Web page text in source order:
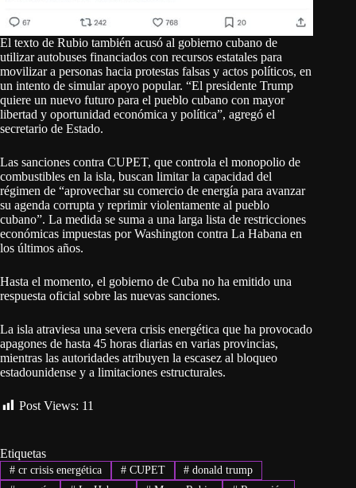
El texto de Rubio también acusó al gobierno cubano de
utilizar autobuses financiados con recursos estatales para
movilizar a personas hacia protestas falsas y actos políticos, en
un intento de simular apoyo popular. “El presidente Trump
quiere un nuevo futuro para el pueblo cubano con mayor
libertad y oportunidad económica y política”, agregó el
secretario de Estado.
Las sanciones contra CUPET, que controla el monopolio de
combustibles en la isla, buscan limitar la capacidad del
régimen de “aprovechar su comercio de energía para avanzar
su agenda corrupta y reprimir violentamente al pueblo
cubano”. La medida se suma a una larga lista de restricciones
económicas impuestas por Washington contra La Habana en
los últimos años.
Hasta el momento, el gobierno de Cuba no ha emitido una
respuesta oficial sobre las nuevas sanciones.
La isla atraviesa una severa crisis energética que ha provocado
apagones de hasta 45 horas diarias en varias provincias,
mientras las autoridades atribuyen la escasez al bloqueo
estadounidense y a limitaciones estructurales.
Post Views: 11
Etiquetas
#cr crisis energética #CUPET # donald trump